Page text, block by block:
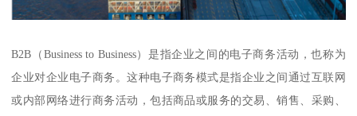
B2B（Business to Business）是指企业之间的电子商务活动，也称为
企业对企业电子商务。这种电子商务模式是指企业之间通过互联网
或内部网络进行商务活动，包括商品或服务的交易、销售、采购、